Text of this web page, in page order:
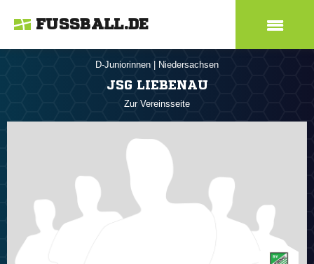
FUSSBALL.DE
D-Juniorinnen Niedersachsen
JSG LIEBENAU
Zur Vereinsseite